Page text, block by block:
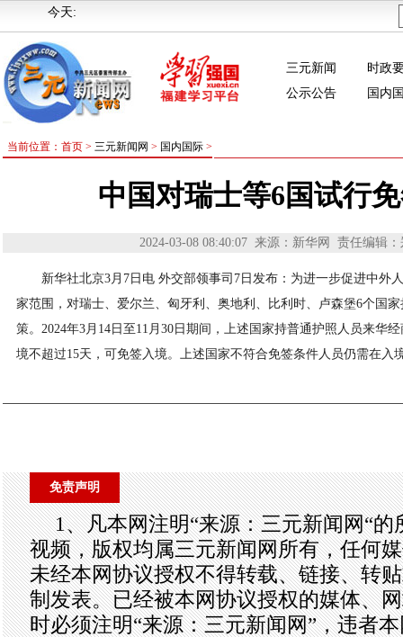
今天:
三元新闻
时政
公示公告
国内
当前位置：首页 > 三元新闻网 > 国内国际>
中国对瑞士等6国试行
2024-03-08 08:40:07 来源：新华网 责任编辑
新华社北京3月7日电 外交部领事司7日发布：为进一步促进中外
家范围，对瑞士、爱尔兰、匈牙利、奥地利、比利时、卢森堡6个国
策。2024年3月14日至11月30日期间，上述国家持普通护照人员来华
境不超过15天，可免签入境。上述国家不符合免签条件人员仍需在入
免责声明
1、凡本网注明“来源：三元新闻网“
视频，版权均属三元新闻网所有，任何
未经本网协议授权不得转载、链接、转
制发表。已经被本网协议授权的媒体、
时必须注明“来源：三元新闻网”，违者